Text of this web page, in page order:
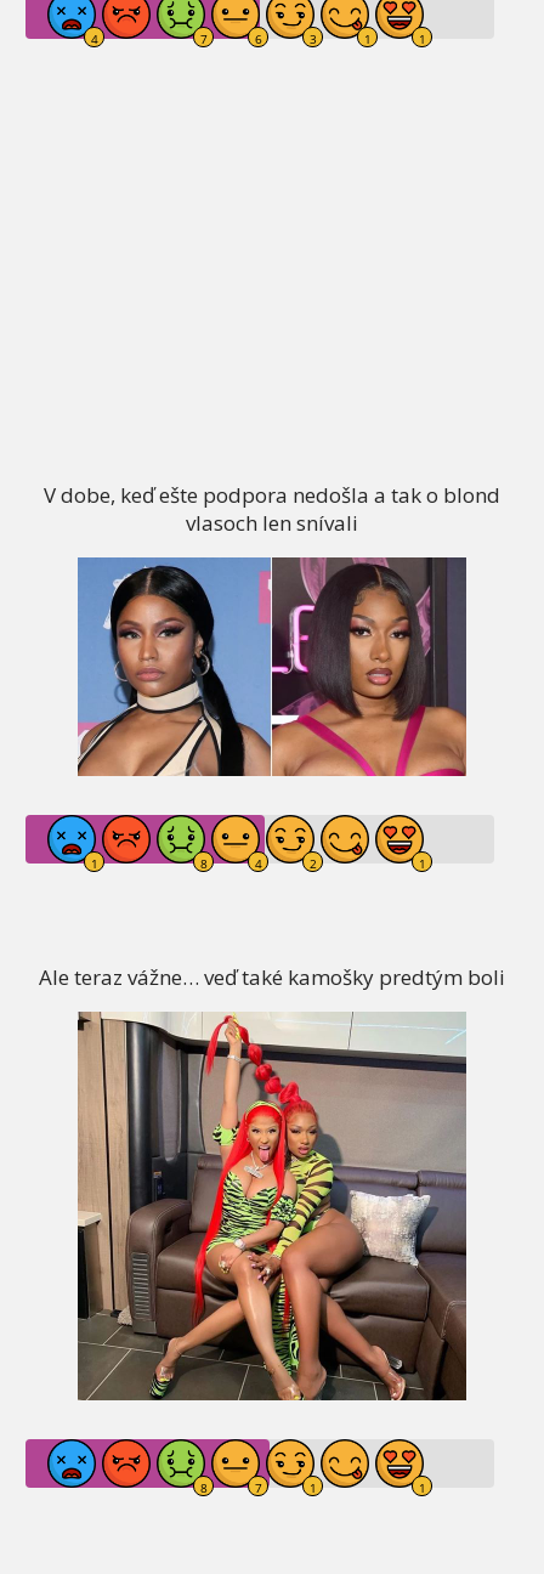
V dobe, keď ešte podpora nedošla a tak o blond
vlasoch len snívali
Ale teraz vážne… veď také kamošky predtým boli